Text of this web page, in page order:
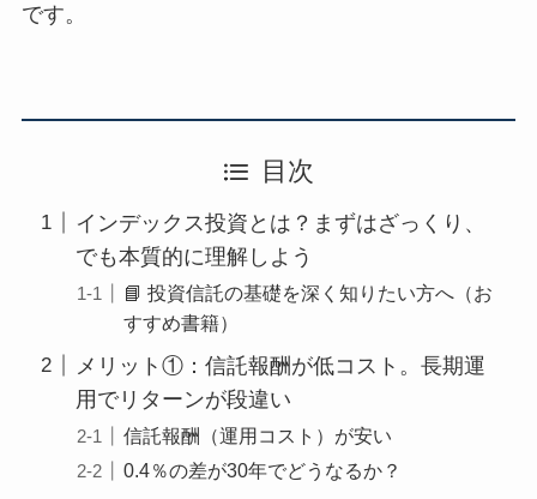
です。
目次
インデックス投資とは？まずはざっくり、
でも本質的に理解しよう
📘 投資信託の基礎を深く知りたい方へ（お
すすめ書籍）
メリット①：信託報酬が低コスト。長期運
用でリターンが段違い
信託報酬（運用コスト）が安い
0.4％の差が30年でどうなるか？